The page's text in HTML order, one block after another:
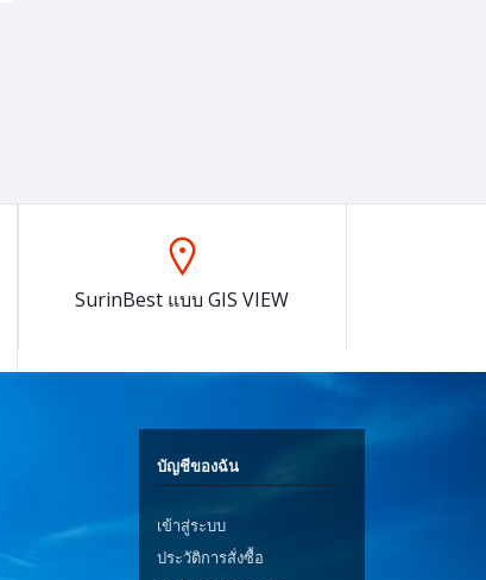
SurinBest แบบ GIS VIEW
บัญชีของฉัน
เข้าสู่ระบบ
ประวัติการสั่งซื้อ